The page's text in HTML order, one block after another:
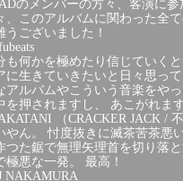
のメンバーの方々、客演に
、このアルバムに関わった全
うございました！
も何かを極めたり信じていく
に生きていきたいと日々思っ
アルバムやこういう音楽をや
を押されますし、 あこがれます
（CRACKER JACK /
やん。 忖度抜きに滅茶苦茶悪
つた鋸で無理矢理首を切り落
極悪な一発。 最高！
NAKAMURA